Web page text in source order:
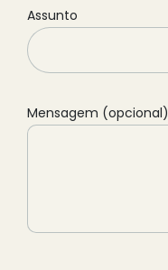
Assunto
Mensagem (opcional)